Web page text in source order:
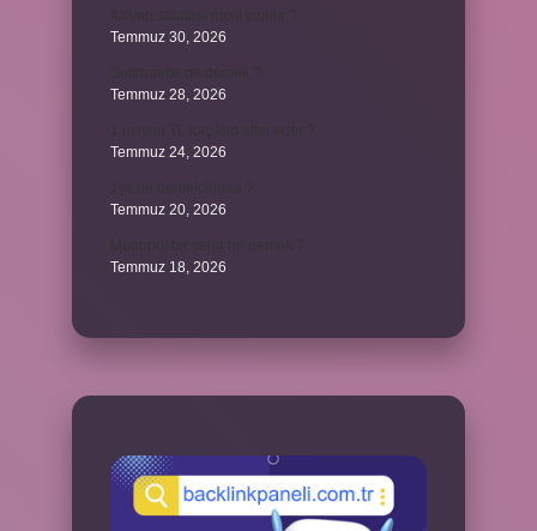
Temmuz 30, 2026
Temmuz 28, 2026
Temmuz 24, 2026
Temmuz 20, 2026
Temmuz 18, 2026